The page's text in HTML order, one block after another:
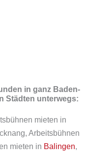
in ganz Baden-
Städten unterwegs:
mieten in
Arbeitsbühnen
mieten in Balingen,